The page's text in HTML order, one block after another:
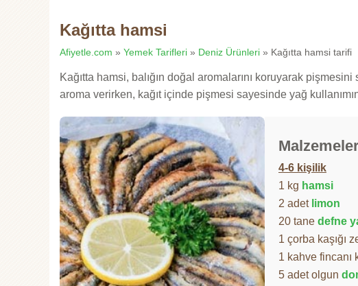
Kağıtta hamsi
Afiyetle.com » Yemek Tarifleri » Deniz Ürünleri » Kağıtta hamsi tarifi
Kağıtta hamsi, balığın doğal aromalarını koruyarak
aroma verirken, kağıt içinde pişmesi sayesinde yağ
4-6 kişilik
1 kg hamsi
2 adet limon
20 tane defne
1 çorba kaşığı
1 kahve fincanı
5 adet olgun